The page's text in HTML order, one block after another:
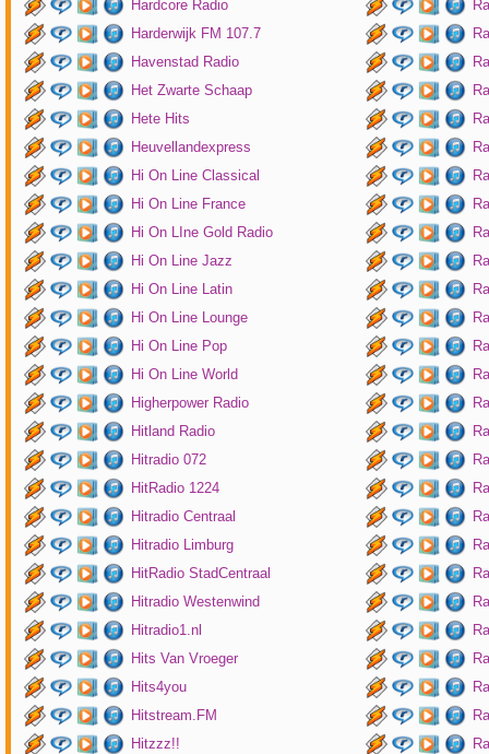
Hardcore Radio
Harderwijk FM 107.7
Havenstad Radio
Het Zwarte Schaap
Hete Hits
Heuvellandexpress
Hi On Line Classical
Hi On Line France
Hi On LIne Gold Radio
Hi On Line Jazz
Hi On Line Latin
Hi On Line Lounge
Hi On Line Pop
Hi On Line World
Higherpower Radio
Hitland Radio
Hitradio 072
HitRadio 1224
Hitradio Centraal
Hitradio Limburg
HitRadio StadCentraal
Hitradio Westenwind
Hitradio1.nl
Hits Van Vroeger
Hits4you
Hitstream.FM
Hitzzz!!